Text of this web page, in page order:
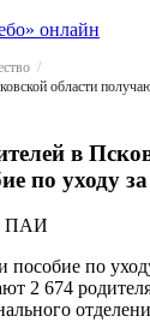
онлайн
в
по уходу
ПАИ
пособие по
2 674